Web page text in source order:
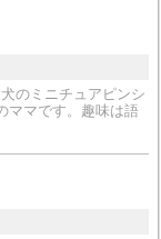
のミニチュアピンシ
ママです。趣味は語